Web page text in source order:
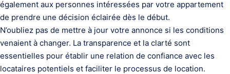
également aux personnes intéressées par votre appartement
de prendre une décision éclairée dès le début.
N’oubliez pas de mettre à jour votre annonce si les conditions
venaient à changer. La transparence et la clarté sont
essentielles pour établir une relation de confiance avec les
locataires potentiels et faciliter le processus de location.